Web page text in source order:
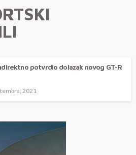
potvrdio dolazak novog GT-R
2021